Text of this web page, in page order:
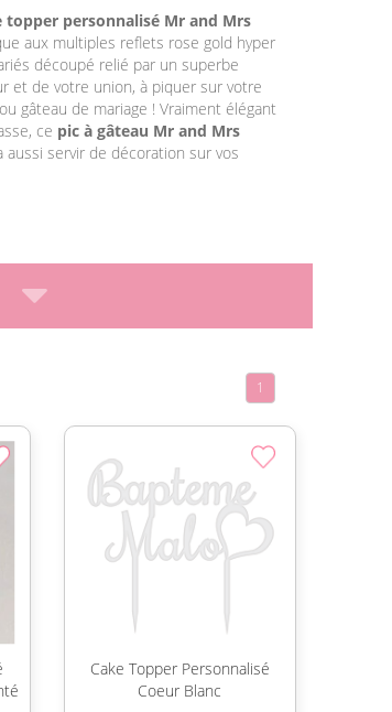
topper personnalisé Mr and Mrs
aux multiples reflets rose gold hyper
découpé relié par un superbe
et de votre union, à piquer sur votre
gâteau de mariage ! Vraiment élégant
ce pic à gâteau Mr and Mrs
servir de décoration sur vos
1
Cake Topper Personnalisé
Coeur Blanc